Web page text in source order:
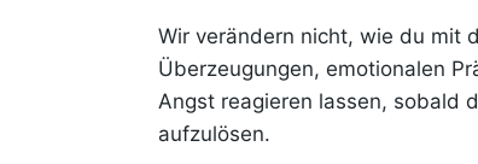
Wir verändern nicht, wie du mit
Überzeugungen, emotionalen
Angst reagieren lassen, sobald
aufzulösen.